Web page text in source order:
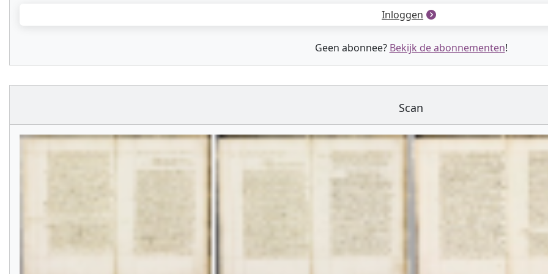
Inloggen
Geen abonnee? Bekijk de abonnementen!
Scan